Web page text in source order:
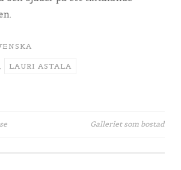
, LAURI ASTALA
Galleriet som bostad